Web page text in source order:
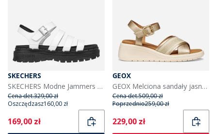
SKECHERS
SKECHERS Modne Jammers sandały dla niej kolor White
Cena det.329,00 zł
Oszczędzasz160,00 zł
Current
169,00 zł
GEOX
GEOX Melciona sandały jasne złoto/papierek dla niej kolor Lt Gold/Papyrus
Cena det.509,00 zł
Poprzednio259,00 zł
Current
229,00 zł